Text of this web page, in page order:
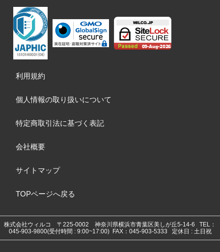
利用規約
個人情報の取り扱いについて
特定商取引法に基づく表記
会社概要
サイトマップ
TOPページへ戻る
株式会社ウィルコ 〒225-0002 神奈川県横浜市青葉区美しが丘5-14-6
TEL：
045-903-9800(受付時間 : 9:00~17:00) FAX：045-903-5333 定休日 : 土日祝